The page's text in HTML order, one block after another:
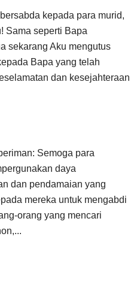
kepada para murid,
Sama seperti Bapa
sekarang Aku mengutus
Bapa yang telah
dan kesejahteraan
Semoga para
daya
dan pendamaian yang
mereka untuk mengabdi
orang yang mencari